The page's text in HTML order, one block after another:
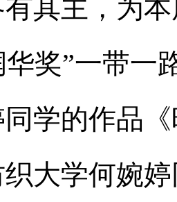
其主，为
”一带一路
的作品《
学何婉婷